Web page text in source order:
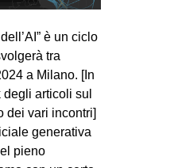
è un ciclo
tra
a Milano. [In
articoli sul
dei vari incontri]
generativa
pieno